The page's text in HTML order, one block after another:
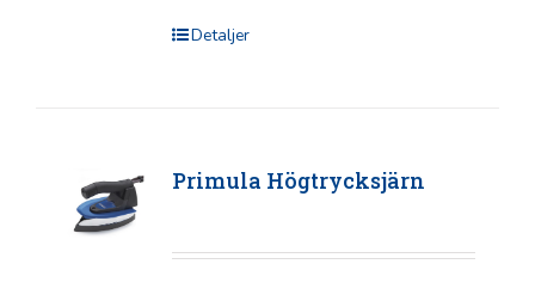
Detaljer
Primula Högtrycksjärn